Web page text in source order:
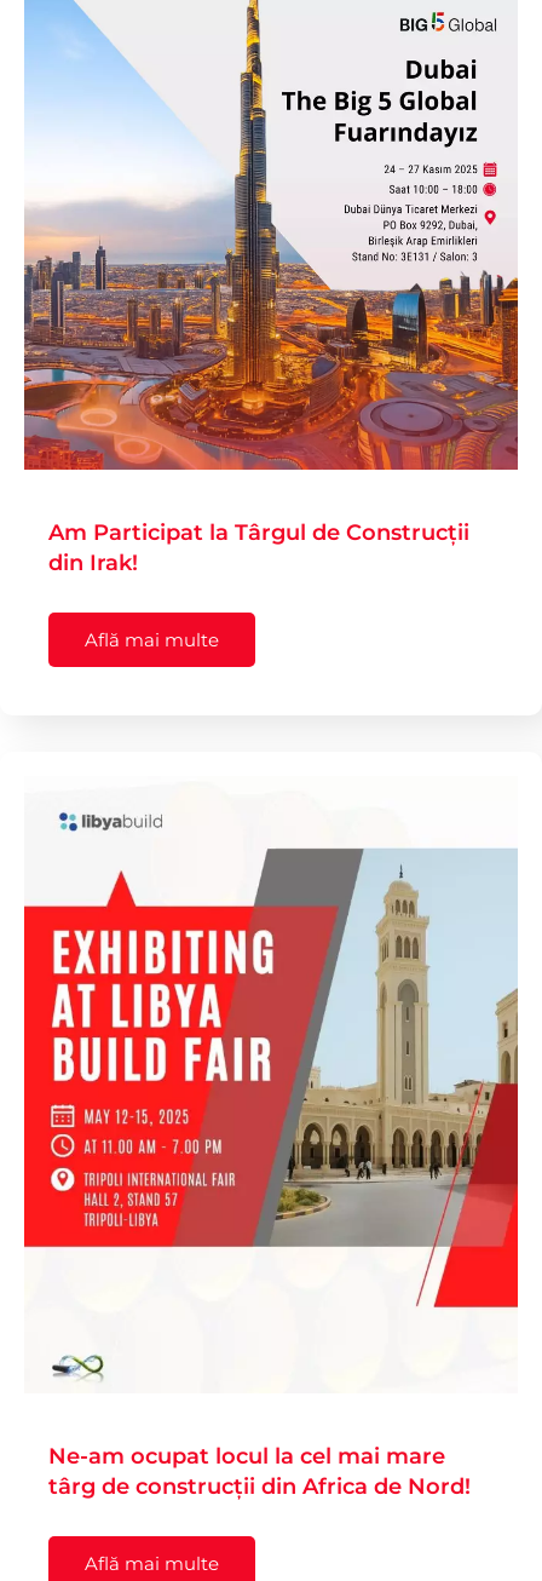
Am Participat la Târgul de Construcții
din Irak!
Află mai multe
Ne-am ocupat locul la cel mai mare
târg de construcții din Africa de Nord!
Află mai multe